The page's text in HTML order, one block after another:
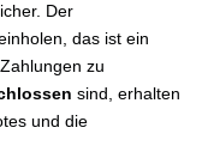
Der
das ist ein
zu
sind, erhalten
und die